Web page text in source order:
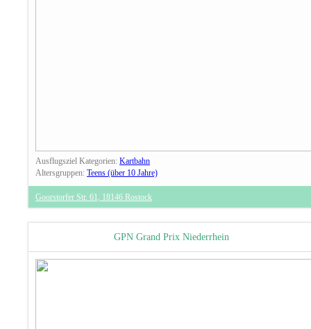
Ausflugsziel Kategorien:Kartbahn
Altersgruppen:Teens (über 10 Jahre)
Goorstorfer Str. 61, 18146 Rostock
GPN Grand Prix Niederrhein